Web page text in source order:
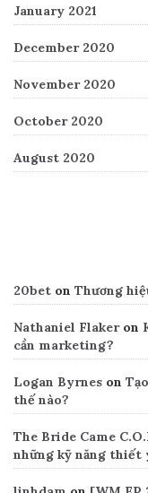
January 2021
December 2020
November 2020
October 2020
August 2020
20bet on Thương
Nathaniel Flakeron
cần marketing?
Logan Byrnes on
thế nào?
The Bride Came
những kỹ năng thiết